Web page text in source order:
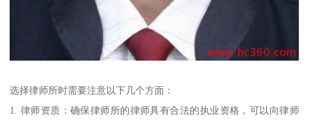
选择律师所时需要注意以下几个方面：
1. 律师资质：确保律师所的律师具有合法的执业资格，可以向律师